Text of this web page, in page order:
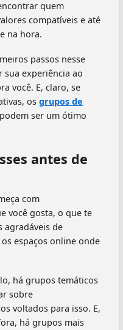
quem
compatíveis e até
na hora.
passos nesse
experiência ao
você. E, claro, se
os grupos de
podem ser um ótimo
antes de
com
você gosta, o que te
agradáveis de
espaços online onde
há grupos temáticos
sobre
voltados para isso. E,
há grupos mais